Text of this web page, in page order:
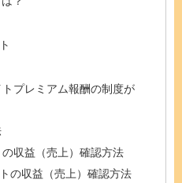
プレミアム報酬の制度が
収益（売上）確認方法
の収益（売上）確認方法